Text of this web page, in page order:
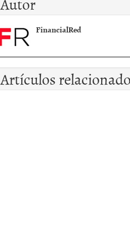
FinancialRed
Artículos